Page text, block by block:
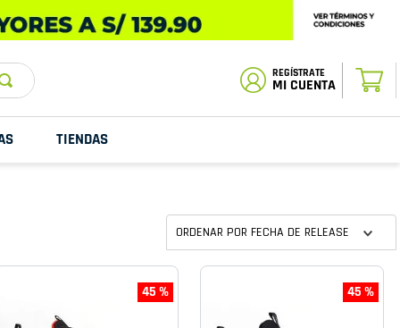
MI CUENTA
TIENDAS
ORDENAR POR FECHA DE RELEASE
45 % 45 %